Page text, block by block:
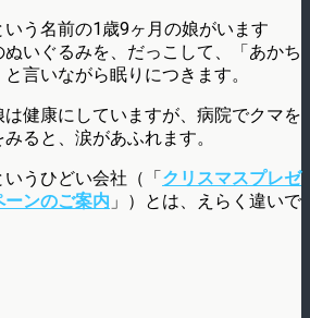
う名前の1歳9ヶ月の娘がいます
いぐるみを、だっこして、「あかち
言いながら眠りにつきます。
健康にしていますが、病院でクマを
ると、涙があふれます。
うひどい会社（「クリスマスプレゼ
ンのご案内 」）とは、えらく違いで